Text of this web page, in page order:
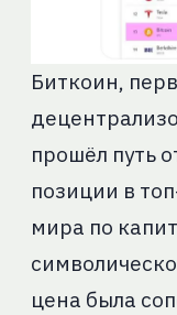
Биткоин,
прошёл путь
позиции в
мира по
цена была